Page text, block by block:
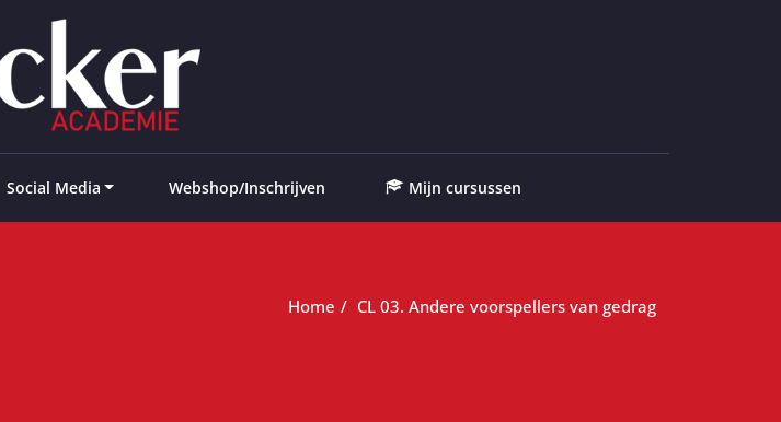
Social Media Webshop/Inschrijven Mijn cursussen
Home CL 03. Andere voorspellers van gedrag